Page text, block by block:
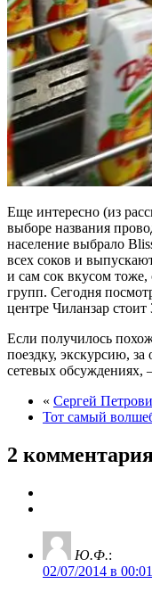
Еще интересно (из
выборе названия
население выбрало
всех соков и
и сам сок вкусом
групп. Сегодня
центре Чиланзар
Если получилось
поездку, экскурсию,
сетевых
« Сергей
Тот самый
2
Ю.Ф.:
02/07/2014 в 00:01